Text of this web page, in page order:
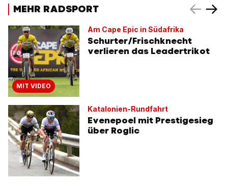
MEHR RADSPORT
MIT VIDEO
Am Cape Epic in Südafrika
Schurter/Frischknecht
verlieren das Leadertrikot
Katalonien-Rundfahrt
Evenepoel mit Prestigesieg
über Roglic